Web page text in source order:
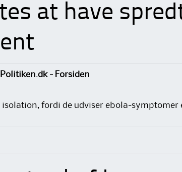
at have
Politiken.dk - Forsiden
isolation, fordi de udviser ebola-symptomer